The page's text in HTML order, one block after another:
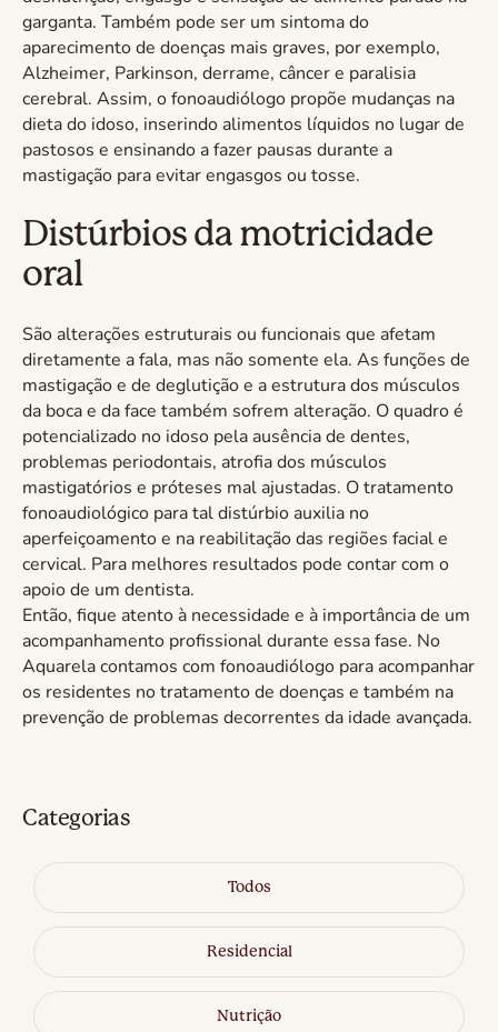
garganta. Também pode ser um sintoma do
aparecimento de doenças mais graves, por exemplo,
Alzheimer, Parkinson, derrame, câncer e paralisia
cerebral. Assim, o fonoaudiólogo propõe mudanças na
dieta do idoso, inserindo alimentos líquidos no lugar de
pastosos e ensinando a fazer pausas durante a
mastigação para evitar engasgos ou tosse.
Distúrbios da motricidade
oral
São alterações estruturais ou funcionais que afetam
diretamente a fala, mas não somente ela. As funções de
mastigação e de deglutição e a estrutura dos músculos
da boca e da face também sofrem alteração. O quadro é
potencializado no idoso pela ausência de dentes,
problemas periodontais, atrofia dos músculos
mastigatórios e próteses mal ajustadas. O tratamento
fonoaudiológico para tal distúrbio auxilia no
aperfeiçoamento e na reabilitação das regiões facial e
cervical. Para melhores resultados pode contar com o
apoio de um dentista.
Então, fique atento à necessidade e à importância de um
acompanhamento profissional durante essa fase. No
Aquarela contamos com fonoaudiólogo para acompanhar
os residentes no tratamento de doenças e também na
prevenção de problemas decorrentes da idade avançada.
Categorias
Todos
Residencial
Nutrição